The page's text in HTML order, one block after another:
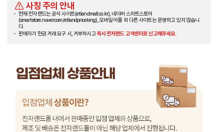
사칭 주의 안내
현재 전자랜드는 공식 사이트(etlandmall.co.kr), 네이버 스마트스토어
(smartstore.naver.com/etlandpriceking), 모바일 어플 외 다른 사이트는 운영하고 있지 않습니
다.
판매자가 현금 거래 요구 시, 거부하시고즉시 전자랜드 고객센터로 신고해주세요.